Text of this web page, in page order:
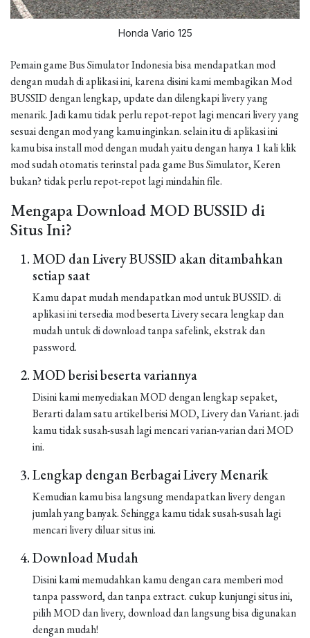
Honda Vario 125
Pemain game Bus Simulator Indonesia bisa mendapatkan mod
dengan mudah di aplikasi ini, karena disini kami membagikan Mod
BUSSID dengan lengkap, update dan dilengkapi livery yang
menarik. Jadi kamu tidak perlu repot-repot lagi mencari livery yang
sesuai dengan mod yang kamu inginkan. selain itu di aplikasi ini
kamu bisa install mod dengan mudah yaitu dengan hanya 1 kali klik
mod sudah otomatis terinstal pada game Bus Simulator, Keren
bukan? tidak perlu repot-repot lagi mindahin file.
Mengapa Download MOD BUSSID di
Situs Ini?
MOD dan Livery BUSSID akan ditambahkan
setiap saat
Kamu dapat mudah mendapatkan mod untuk BUSSID. di
aplikasi ini tersedia mod beserta Livery secara lengkap dan
mudah untuk di download tanpa safelink, ekstrak dan
password.
MOD berisi beserta variannya
Disini kami menyediakan MOD dengan lengkap sepaket,
Berarti dalam satu artikel berisi MOD, Livery dan Variant. jadi
kamu tidak susah-susah lagi mencari varian-varian dari MOD
ini.
Lengkap dengan Berbagai Livery Menarik
Kemudian kamu bisa langsung mendapatkan livery dengan
jumlah yang banyak. Sehingga kamu tidak susah-susah lagi
mencari livery diluar situs ini.
Download Mudah
Disini kami memudahkan kamu dengan cara memberi mod
tanpa password, dan tanpa extract. cukup kunjungi situs ini,
pilih MOD dan livery, download dan langsung bisa digunakan
dengan mudah!